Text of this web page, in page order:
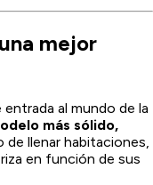
mejor
al mundo de la
más sólido,
de llenar habitaciones,
en función de sus